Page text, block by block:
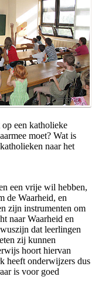
een katholieke
moet? Wat is
naar het
een vrije wil hebben,
de Waarheid, en
zijn instrumenten om
naar Waarheid en
dat leerlingen
zij kunnen
hoort hiervan
heeft onderwijzers dus
is voor goed